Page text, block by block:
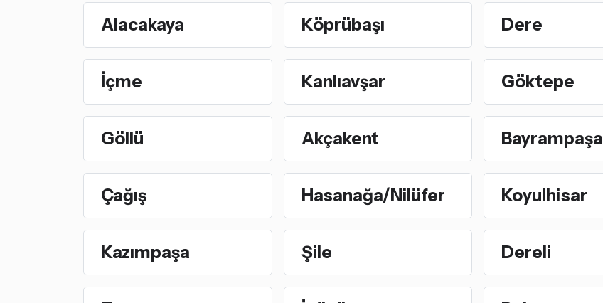
Alacakaya
Köprübaşı Dere
İçme Kanlıavşar Göktepe
Göllü Akçakent Bayrampaşa
Çağış Hasanağa/Nilüfer Koyulhisar
Kazımpaşa Şile Dereli